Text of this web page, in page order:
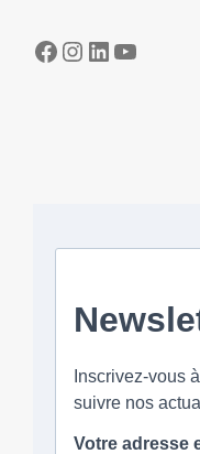
Facebook
Instagram
LinkedIn
YouTube